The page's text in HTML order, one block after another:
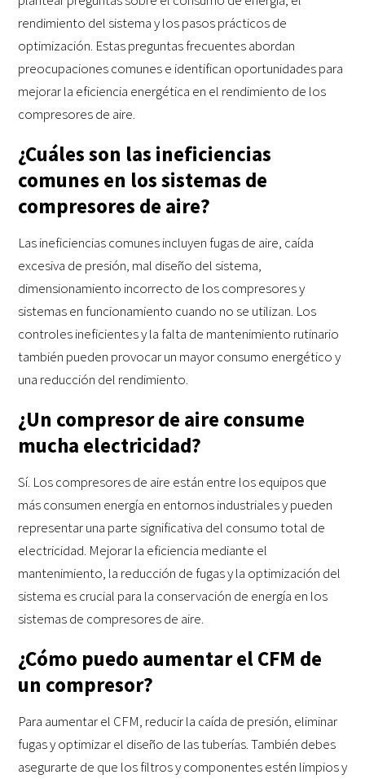
rendimiento del sistema y los pasos prácticos de
optimización. Estas preguntas frecuentes abordan
preocupaciones comunes e identifican oportunidades para
mejorar la eficiencia energética en el rendimiento de los
compresores de aire.
¿Cuáles son las ineficiencias
comunes en los sistemas de
compresores de aire?
Las ineficiencias comunes incluyen fugas de aire, caída
excesiva de presión, mal diseño del sistema,
dimensionamiento incorrecto de los compresores y
sistemas en funcionamiento cuando no se utilizan. Los
controles ineficientes y la falta de mantenimiento rutinario
también pueden provocar un mayor consumo energético y
una reducción del rendimiento.
¿Un compresor de aire consume
mucha electricidad?
Sí. Los compresores de aire están entre los equipos que
más consumen energía en entornos industriales y pueden
representar una parte significativa del consumo total de
electricidad. Mejorar la eficiencia mediante el
mantenimiento, la reducción de fugas y la optimización del
sistema es crucial para la conservación de energía en los
sistemas de compresores de aire.
¿Cómo puedo aumentar el CFM de
un compresor?
Para aumentar el CFM, reducir la caída de presión, eliminar
fugas y optimizar el diseño de las tuberías. También debes
asegurarte de que los filtros y componentes estén limpios y